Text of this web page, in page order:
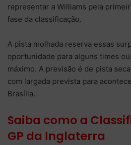
representar a Williams pela
fase da classificação.
A pista molhada reserva essas
oportunidade para alguns times
máximo. A previsão é de pista
com largada prevista para
Brasília.
Saiba como a
GP da Inglaterra